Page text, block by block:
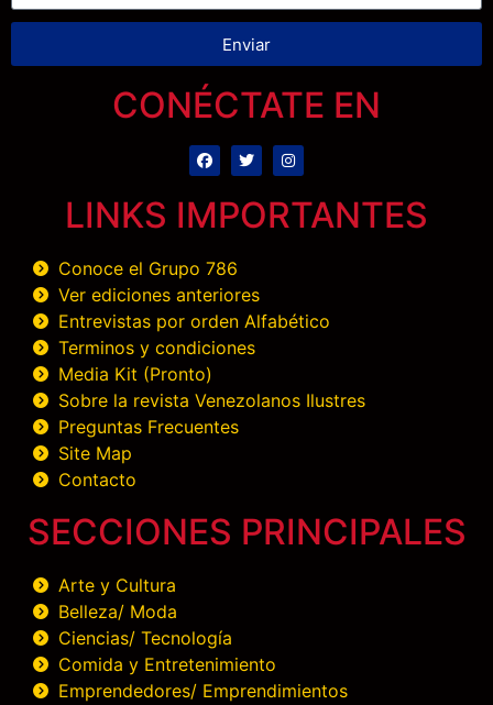
Enviar
CONÉCTATE EN
LINKS IMPORTANTES
Conoce el Grupo 786
Ver ediciones anteriores
Entrevistas por orden Alfabético
Terminos y condiciones
Media Kit (Pronto)
Sobre la revista Venezolanos Ilustres
Preguntas Frecuentes
Site Map
Contacto
SECCIONES PRINCIPALES
Arte y Cultura
Belleza/ Moda
Ciencias/ Tecnología
Comida y Entretenimiento
Emprendedores/ Emprendimientos